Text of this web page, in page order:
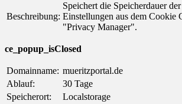
Beschreibung:
Speichert die Speicherdauer
Einstellungen aus dem Cookie
"Privacy Manager".
ce_popup_isClosed
Domainname: mueritzportal.de
Ablauf:
30 Tage
Speicherort:
Localstorage